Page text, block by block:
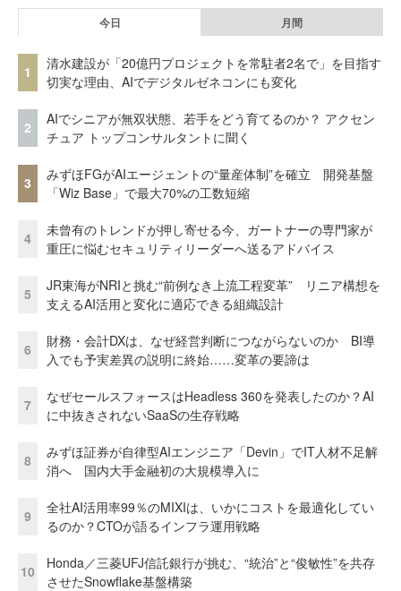
今日 月間
1
清水建設が「20億円プロジェクトを常駐者2名で」を目指す
切実な理由、AIでデジタルゼネコンにも変化
2
AIでシニアが無双状態、若手をどう育てるのか？ アクセン
チュア トップコンサルタントに聞く
3
みずほFGがAIエージェントの“量産体制”を確立 開発基盤
「Wiz Base」で最大70%の工数短縮
4
未曾有のトレンドが押し寄せる今、ガートナーの専門家が
重圧に悩むセキュリティリーダーへ送るアドバイス
5
JR東海がNRIと挑む“前例なき上流工程変革” リニア構想を
支えるAI活用と変化に適応できる組織設計
6
財務・会計DXは、なぜ経営判断につながらないのか BI導
入でも予実差異の説明に終始……変革の要諦は
7
なぜセールスフォースはHeadless 360を発表したのか？AI
に中抜きされないSaaSの生存戦略
8
みずほ証券が自律型AIエンジニア「Devin」でIT人材不足解
消へ 国内大手金融初の大規模導入に
9
全社AI活用率99％のMIXIは、いかにコストを最適化してい
るのか？CTOが語るインフラ運用戦略
10
Honda／三菱UFJ信託銀行が挑む、“統治”と“俊敏性”を共存
させたSnowflake基盤構築